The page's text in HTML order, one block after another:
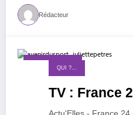
Rédacteur
24 janvier 2015
QUI ?...
TV : France